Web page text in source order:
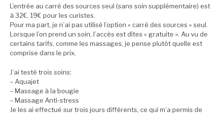
L’entrée au carré des sources seul (sans soin supplémentaire) est
à 32€, 19€ pour les curistes.
Pour ma part, je n’ai pas utilisé l’option « carré des sources » seul.
Lorsque l’on prend un soin, l’accès est dîtes « gratuite ». Au vu de
certains tarifs, comme les massages, je pense plutôt quelle est
comprise dans le prix.
J’ai testé trois soins:
– Aquajet
– Massage à la bougie
– Massage Anti-stress
Je les ai effectué sur trois jours différents, ce qui m’a permis de